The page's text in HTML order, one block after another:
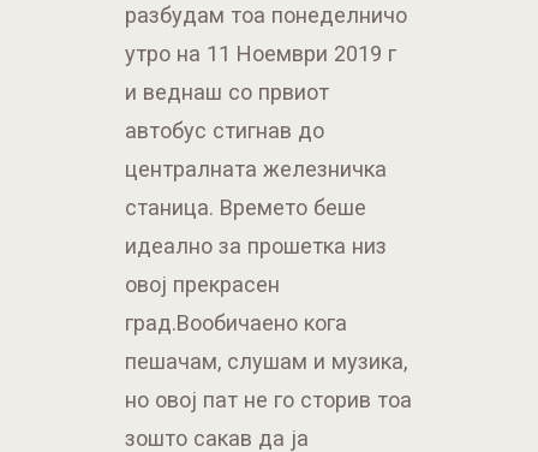
разбудам тоа понеделничо
утро на 11 Ноември 2019 г
и веднаш со првиот
автобус стигнав до
централната железничка
станица. Времето беше
идеално за прошетка низ
овој прекрасен
град.Вообичаено кога
пешачам, слушам и музика,
но овој пат не го сторив тоа
зошто сакав да ја